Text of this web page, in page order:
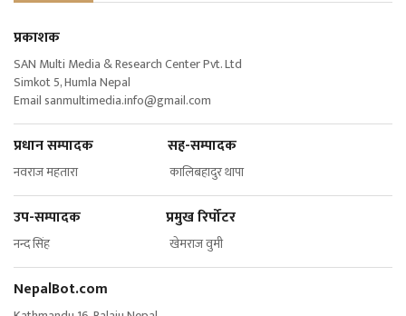
प्रकाशक
SAN Multi Media & Research Center Pvt. Ltd
Simkot 5, Humla Nepal
Email sanmultimedia.info@gmail.com
प्रधान सम्पादक सह-सम्पादक
नवराज महतारा कालिबहादुर थापा
उप-सम्पादक प्रमुख रिर्पोटर
नन्द सिंह खेमराज वुमी
NepalBot.com